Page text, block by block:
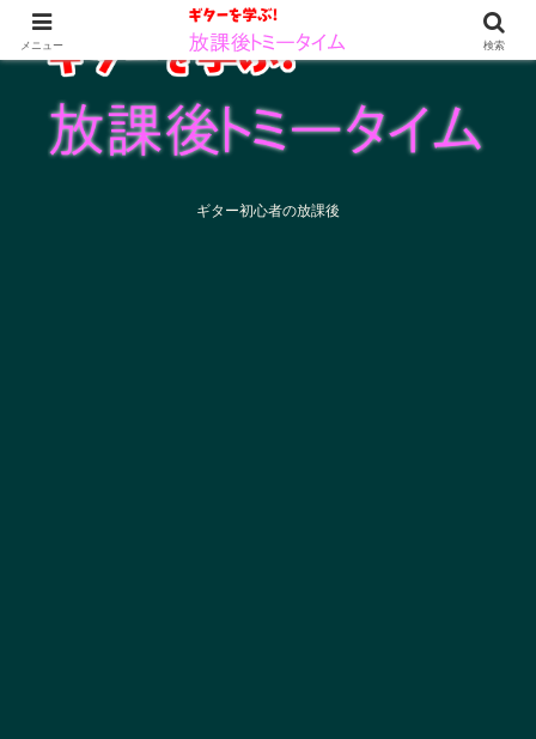
ギター初心者の放課後
メニュー 検索